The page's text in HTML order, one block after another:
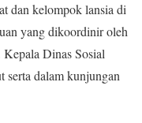
dan kelompok lansia di
yang dikoordinir oleh
Dinas Sosial
dalam kunjungan